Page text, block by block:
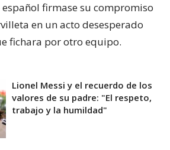
firmase su compromiso
en un acto desesperado
fichara por otro equipo.
Lionel Messi y el recuerdo de los
valores de su padre: "El respeto,
trabajo y la humildad"